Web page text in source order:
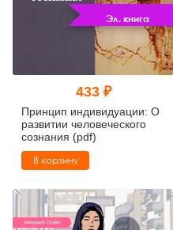
Эл. книга
433 ₽
Принцип индивидуации: О
развитии человеческого
сознания (pdf)
В корзину